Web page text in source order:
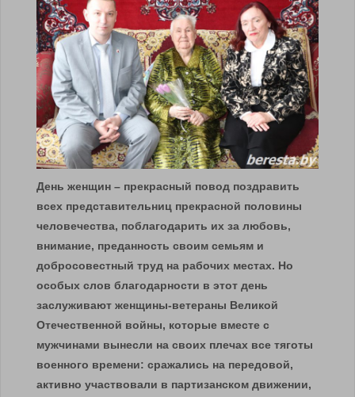
День женщин – прекрасный повод поздравить
всех представительниц прекрасной половины
человечества, поблагодарить их за любовь,
внимание, преданность своим семьям и
добросовестный труд на рабочих местах. Но
особых слов благодарности в этот день
заслуживают женщины-ветераны Великой
Отечественной войны, которые вместе с
мужчинами вынесли на своих плечах все тяготы
военного времени: сражались на передовой,
активно участвовали в партизанском движении,